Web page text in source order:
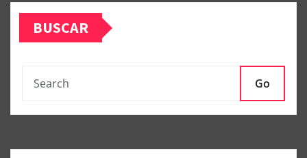
BUSCAR
Go